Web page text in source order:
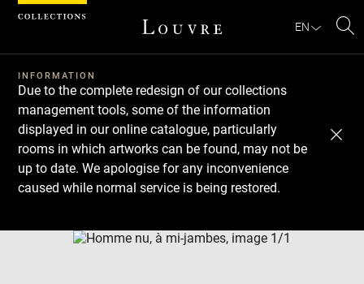
EN
INFORMATION
Due to the complete redesign of our collections
management tools, some of the information
displayed in our online catalogue, particularly
rooms in which artworks can be found, may not be
up to date. We apologise for any inconvenience
caused while normal service is being restored.
Download
Next
Previous
Cookies management panel